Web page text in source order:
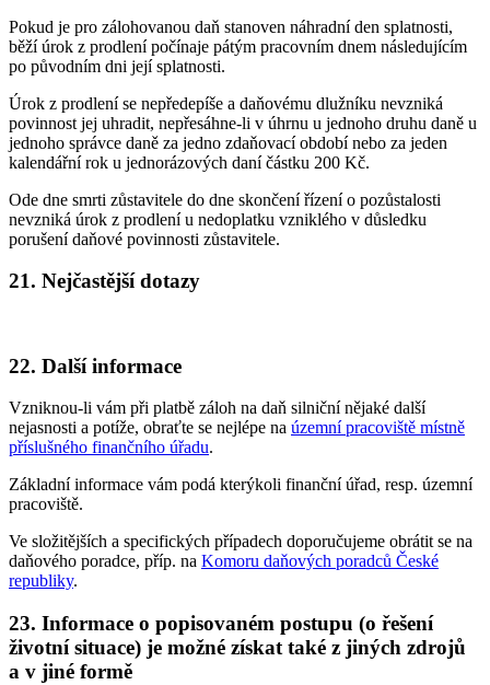
Pokud je pro zálohovanou daň stanoven náhradní den splatnosti,
běží úrok z prodlení počínaje pátým pracovním dnem následujícím
po původním dni její splatnosti.
Úrok z prodlení se nepředepíše a daňovému dlužníku nevzniká
povinnost jej uhradit, nepřesáhne-li v úhrnu u jednoho druhu daně u
jednoho správce daně za jedno zdaňovací období nebo za jeden
kalendářní rok u jednorázových daní částku 200 Kč.
Ode dne smrti zůstavitele do dne skončení řízení o pozůstalosti
nevzniká úrok z prodlení u nedoplatku vzniklého v důsledku
porušení daňové povinnosti zůstavitele.
21. Nejčastější dotazy
22. Další informace
Vzniknou-li vám při platbě záloh na daň silniční nějaké další
nejasnosti a potíže, obraťte se nejlépe na územní pracoviště místně
příslušného finančního úřadu.
Základní informace vám podá kterýkoli finanční úřad, resp. územní
pracoviště.
Ve složitějších a specifických případech doporučujeme obrátit se na
daňového poradce, příp. na Komoru daňových poradců České
republiky.
23. Informace o popisovaném postupu (o řešení
životní situace) je možné získat také z jiných zdrojů
a v jiné formě